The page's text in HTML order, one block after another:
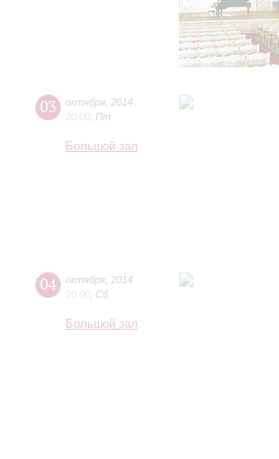
03 октября 2014
20:00 Пт
Большой зал
04 октября 2014
20:00 Сб
Большой зал